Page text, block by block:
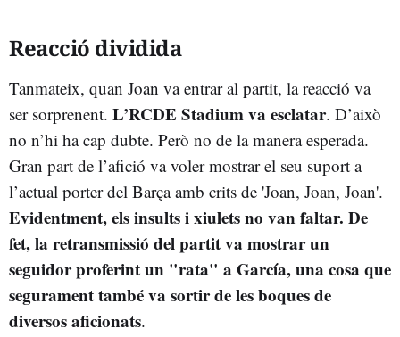
Reacció dividida
Tanmateix, quan Joan va entrar al partit, la reacció va
ser sorprenent. L’RCDE Stadium va esclatar. D’això
no n’hi ha cap dubte. Però no de la manera esperada.
Gran part de l’afició va voler mostrar el seu suport a
l’actual porter del Barça amb crits de 'Joan, Joan, Joan'.
Evidentment, els insults i xiulets no van faltar. De
fet, la retransmissió del partit va mostrar un
seguidor proferint un "rata" a García, una cosa que
segurament també va sortir de les boques de
diversos aficionats.